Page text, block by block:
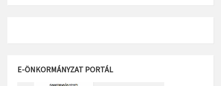
E-ÖNKORMÁNYZAT PORTÁL